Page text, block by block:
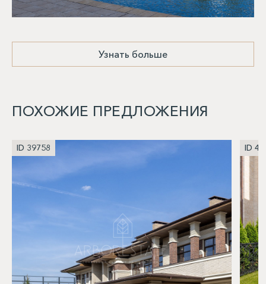
Узнать больше
ПОХОЖИЕ ПРЕДЛОЖЕНИЯ
ID 39758 ID